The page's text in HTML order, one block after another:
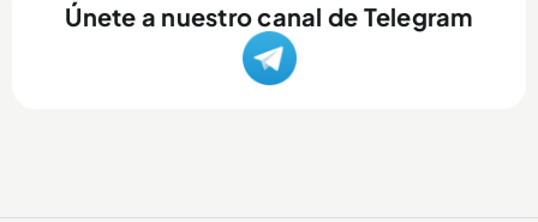
Únete a nuestro canal de Telegram